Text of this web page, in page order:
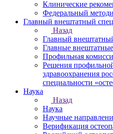
Клинические
Федеральный
Главный внештатный
Назад
Главный
Главные
Профильная
Решения
здравоохранения
специальности
Наука
Назад
Наука
Научные
Верификация